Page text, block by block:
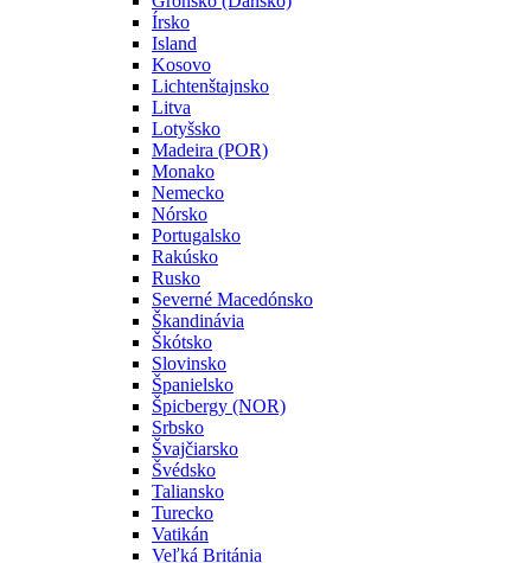
Írsko
Island
Kosovo
Lichtenštajnsko
Litva
Lotyšsko
Madeira (POR)
Monako
Nemecko
Nórsko
Portugalsko
Rakúsko
Rusko
Severné Macedónsko
Škandinávia
Škótsko
Slovinsko
Španielsko
Špicbergy (NOR)
Srbsko
Švajčiarsko
Švédsko
Taliansko
Turecko
Vatikán
Veľká Británia